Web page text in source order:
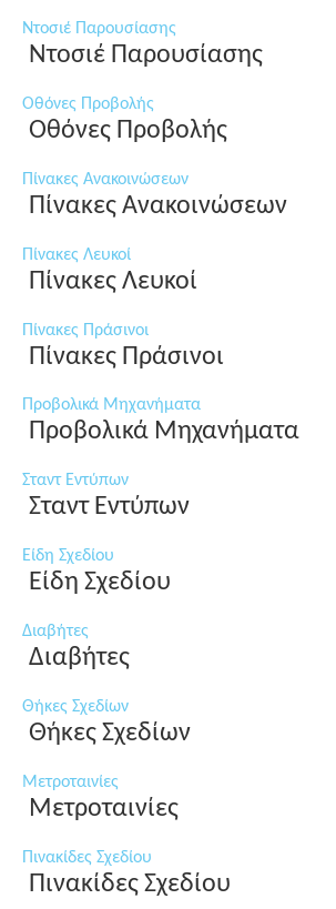
Ντοσιέ Παρουσίασης
Ντοσιέ Παρουσίασης
Οθόνες Προβολής
Οθόνες Προβολής
Πίνακες Ανακοινώσεων
Πίνακες Ανακοινώσεων
Πίνακες Λευκοί
Πίνακες Λευκοί
Πίνακες Πράσινοι
Πίνακες Πράσινοι
Προβολικά Μηχανήματα
Προβολικά Μηχανήματα
Σταντ Εντύπων
Σταντ Εντύπων
Είδη Σχεδίου
Είδη Σχεδίου
Διαβήτες
Διαβήτες
Θήκες Σχεδίων
Θήκες Σχεδίων
Μετροταινίες
Μετροταινίες
Πινακίδες Σχεδίου
Πινακίδες Σχεδίου